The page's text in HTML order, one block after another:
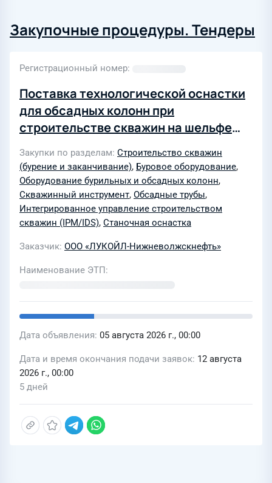
Закупочные процедуры. Тендеры
Регистрационный номер
Поставка технологической оснастки
для обсадных колонн при
строительстве скважин на шельфе
ООО «ЛУКОЙЛ-Нижневолжскнефть»
по лоту № A02-0621-25
Закупки по разделам Строительство скважин
(бурение и заканчивание), Буровое оборудование,
Оборудование бурильных и обсадных колонн,
Скважинный инструмент, Обсадные трубы,
Интегрированное управление строительством
скважин (IPM/IDS), Станочная оснастка
Заказчик ООО «ЛУКОЙЛ-Нижневолжскнефть»
Наименование ЭТП
Дата объявления 05 августа 2026 г., 00:00
Дата и время окончания подачи заявок 12 августа
2026 г., 00:00
5 дней